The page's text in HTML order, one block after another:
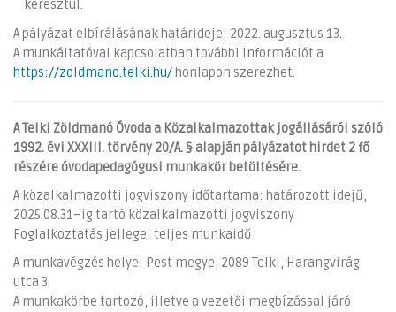
keresztül.
A pályázat elbírálásának határideje: 2022. augusztus 13.
A munkáltatóval kapcsolatban további információt a
https://zoldmano.telki.hu/ honlapon szerezhet.
A Telki Zöldmanó Óvoda a Közalkalmazottak jogállásáról szóló
1992. évi XXXIII. törvény 20/A. § alapján pályázatot hirdet 2 fő
részére óvodapedagógusi munkakör betöltésére.
A közalkalmazotti jogviszony időtartama: határozott idejű,
2025.08.31–ig tartó közalkalmazotti jogviszony
Foglalkoztatás jellege: teljes munkaidő
A munkavégzés helye: Pest megye, 2089 Telki, Harangvirág
utca 3.
A munkakörbe tartozó, illetve a vezetői megbízással járó